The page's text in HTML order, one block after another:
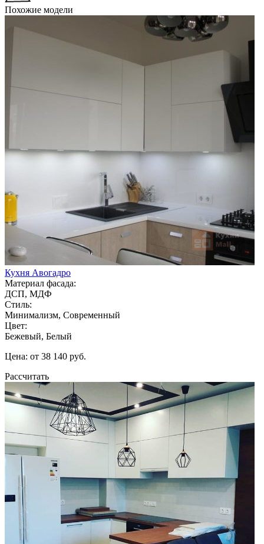
Похожие модели
Кухня Авогадро
Материал фасада:
ДСП, МДФ
Стиль:
Минимализм, Современный
Цвет:
Бежевый, Белый
Цена: от 38 140 руб.
Рассчитать